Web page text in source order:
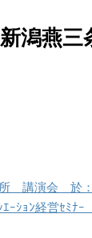
潟燕三
講演会 於：
ｴｰｼｮﾝ経営ｾﾐ